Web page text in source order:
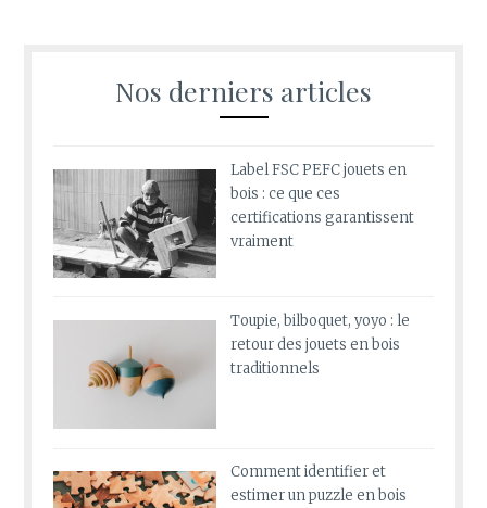
Nos derniers articles
Label FSC PEFC jouets en
bois : ce que ces
certifications garantissent
vraiment
Toupie, bilboquet, yoyo : le
retour des jouets en bois
traditionnels
Comment identifier et
estimer un puzzle en bois